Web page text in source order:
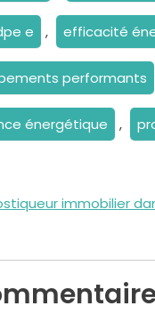
e , efficacité
performants
énergétique ,
immobilier